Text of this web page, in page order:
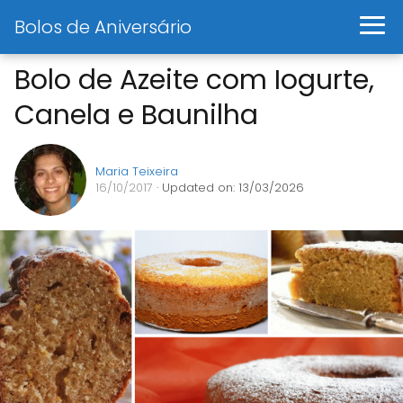
Bolos de Aniversário
Bolo de Azeite com Iogurte,
Canela e Baunilha
Maria Teixeira
16/10/2017 · Updated on: 13/03/2026